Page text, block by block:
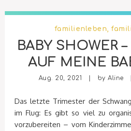
familienleben,
BABY SHOWER
AUF MEINE
Aug. 20, 2021 | byAline
Das letzte Trimester der
im Flug: Es gibt so viel zu
vorzubereiten – vom